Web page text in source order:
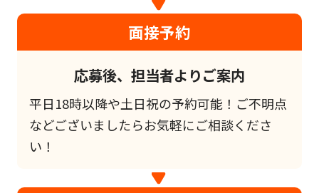
面接予約
応募後、担当者よりご案内
平日18時以降や土日祝の予約可能！ご不明点
などございましたらお気軽にご相談くださ
い！